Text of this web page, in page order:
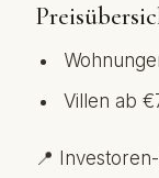
Villen ab
📍